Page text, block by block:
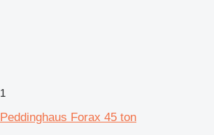
1
Peddinghaus Forax 45 ton